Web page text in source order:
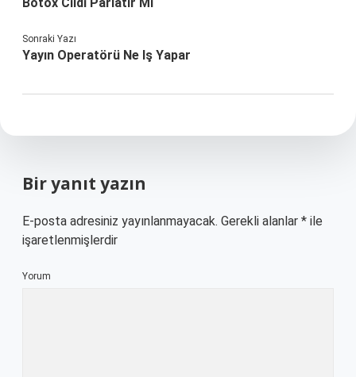
Sonraki Yazı
Yayın Operatörü Ne Iş Yapar
Bir yanıt yazın
E-posta adresiniz yayınlanmayacak. Gerekli alanlar * ile
işaretlenmişlerdir
Yorum